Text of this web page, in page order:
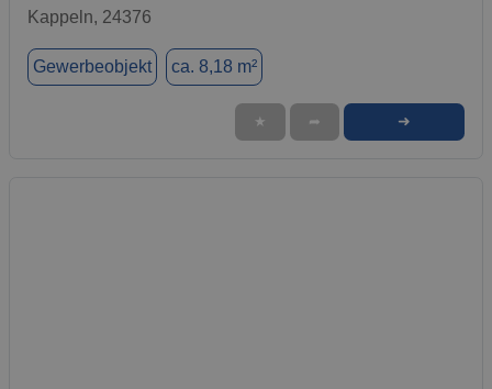
Kappeln, 24376
Gewerbeobjekt ca. 8,18 m²
★ ➦ ➜